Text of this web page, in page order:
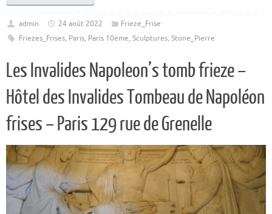
admin 24 août 2022
Frieze_Frise
Friezes_Frises, Paris, Paris 10ème, Sculptures, Stone_Pierre
Les Invalides Napoleon’s tomb frieze –
Hôtel des Invalides Tombeau de Napoléon
frises – Paris 129 rue de Grenelle